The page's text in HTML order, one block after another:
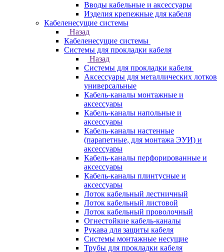
Вводы кабельные и аксессуары
Изделия крепежные для кабеля
Кабеленесущие системы
Назад
Кабеленесущие системы
Системы для прокладки кабеля
Назад
Системы для прокладки кабеля
Аксессуары для металлических лотков
универсальные
Кабель-каналы монтажные и
аксессуары
Кабель-каналы напольные и
аксессуары
Кабель-каналы настенные
(парапетные, для монтажа ЭУИ) и
аксессуары
Кабель-каналы перфорированные и
аксессуары
Кабель-каналы плинтусные и
аксессуары
Лоток кабельный лестничный
Лоток кабельный листовой
Лоток кабельный проволочный
Огнестойкие кабель-каналы
Рукава для защиты кабеля
Системы монтажные несущие
Трубы для прокладки кабеля